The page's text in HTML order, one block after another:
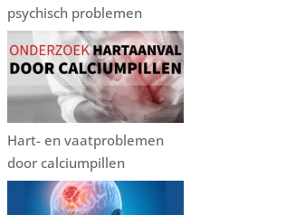
psychisch problemen
Hart- en vaatproblemen
door calciumpillen